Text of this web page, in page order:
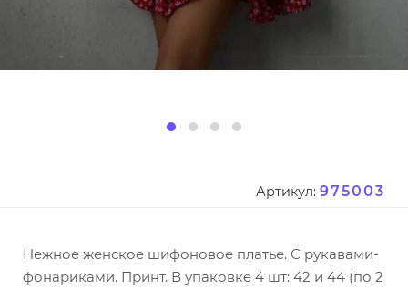
Артикул: 975003
Нежное женское шифоновое платье. С рукавами-
фонариками. Принт. В упаковке 4 шт: 42 и 44 (по 2